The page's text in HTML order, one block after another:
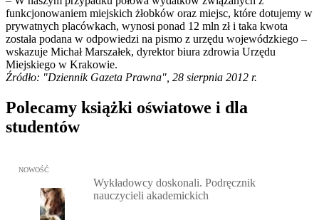
funkcjonowaniem miejskich żłobków oraz miejsc, które dotujemy w
prywatnych placówkach, wynosi ponad 12 mln zł i taka kwota
została podana w odpowiedzi na pismo z urzędu wojewódzkiego –
wskazuje Michał Marszałek, dyrektor biura zdrowia Urzędu
Miejskiego w Krakowie.
Źródło: "Dziennik Gazeta Prawna", 28 sierpnia 2012 r.
Polecamy książki oświatowe i dla
studentów
Przejdź do: Wykładowcy doskonali. Podręcznik nauczycieli
NOWOŚĆ
Wykładowcy doskonali. Podręcznik
nauczycieli akademickich